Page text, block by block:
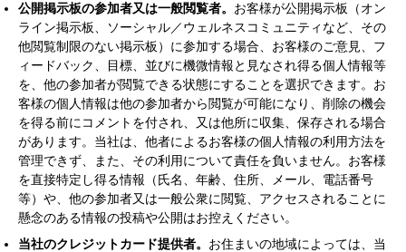
公開掲示板の参加者又は一般閲覧者。 お客様が公開掲示板（オン
ライン掲示板、ソーシャル／ウェルネスコミュニティなど、その
他閲覧制限のない掲示板）に参加する場合、お客様のご意見、フ
ィードバック、目標、並びに機微情報と見なされ得る個人情報等
を、他の参加者が閲覧できる状態にすることを選択できます。お
客様の個人情報は他の参加者から閲覧が可能になり、削除の機会
を得る前にコメントを付され、又は他所に収集、保存される場合
があります。当社は、他者によるお客様の個人情報の利用方法を
管理できず、また、その利用について責任を負いません。お客様
を直接特定し得る情報（氏名、年齢、住所、メール、電話番号
等）や、他の参加者又は一般公衆に閲覧、アクセスされることに
懸念のある情報の投稿や公開はお控えください。
当社のクレジットカード提供者。 お住まいの地域によっては、当